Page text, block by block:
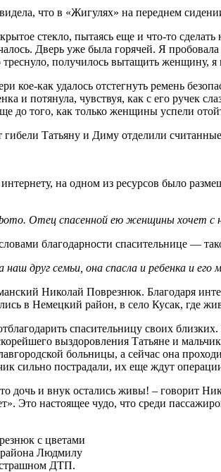
что в «Жигулях» на переднем
стекло, пытаясь еще и что-то
Дверь уже была горячей. Я
треснуло, получилось вытащить
кое-как удалось отстегнуть ремень
и потянула, чувствуя, как с его ручек
до того, как только женщины успели
гибели Татьяну и Диму отделили
интернету, на одном из ресурсов было
Отец спасенной ею женщины хочет с
благодарности спасительнице —
друг семьи, она спасла и ребенка и
Николай Поврезнюк. Благодаря
в Немецкий район, в село Кусак, где
спасительницу своих
выздоровления Татьяне и
больницы, а сейчас она
сильно пострадали, их еще ждут
дочь и внук остались живы! – говорит
Это настоящее чудо, что среди
с цветами
Людмилу
страшном ДТП.